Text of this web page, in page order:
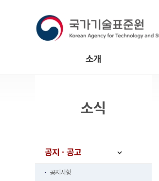
소개
소식
공지ㆍ공고
공지사항